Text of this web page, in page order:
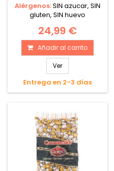
Alérgenos:SIN azucar, SIN
gluten, SIN huevo
24,99 €
Añadir al carrito
Ver
Entrega en 2-3 días